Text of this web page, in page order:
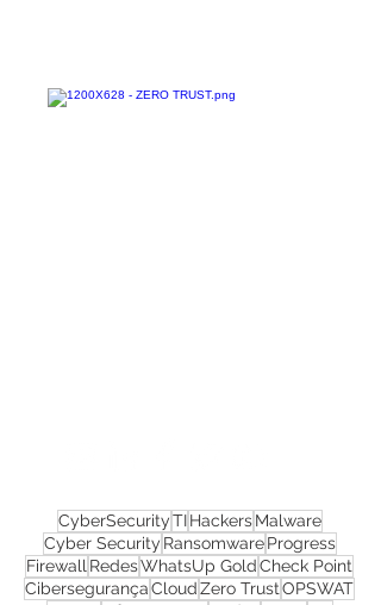
CyberSecurityTIHackersMalware
Cyber SecurityRansomwareProgress